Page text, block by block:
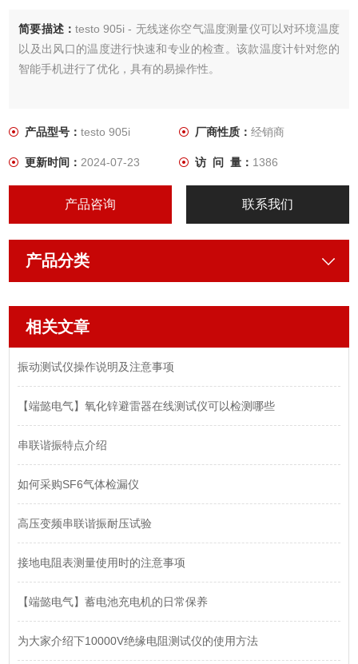
简要描述：testo 905i - 无线迷你空气温度测量仪可以对环境温度
以及出风口的温度进行快速和专业的检查。该款温度计针对您的
智能手机进行了优化，具有的易操作性。
产品型号：testo 905i 厂商性质： 经销商
更新时间：2024-07-23 访 问 量： 1386
产品咨询 联系我们
产品分类
相关文章
振动测试仪操作说明及注意事项
【端懿电气】氧化锌避雷器在线测试仪可以检测哪些
串联谐振特点介绍
如何采购SF6气体检漏仪
高压变频串联谐振耐压试验
接地电阻表测量使用时的注意事项
【端懿电气】蓄电池充电机的日常保养
为大家介绍下10000V绝缘电阻测试仪的使用方法